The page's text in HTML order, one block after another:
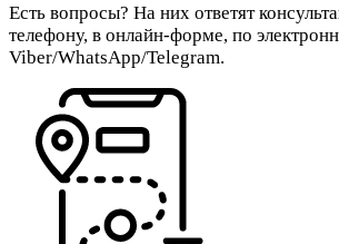
Есть вопросы? На них ответят
телефону, в онлайн-форме, по
Viber/WhatsApp/Telegram.